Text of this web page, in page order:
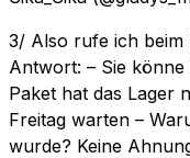
3/ Also rufe ich beim
Antwort: – Sie könne
Paket hat das Lager
Freitag warten –
wurde? Keine